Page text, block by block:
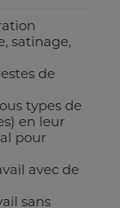
satinage,
de
types de
en leur
pour
avec de
sans